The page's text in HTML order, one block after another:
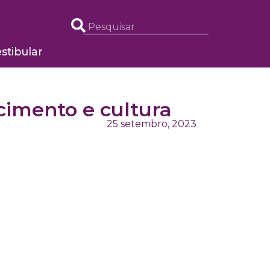
e cultura
25 setembro, 2023